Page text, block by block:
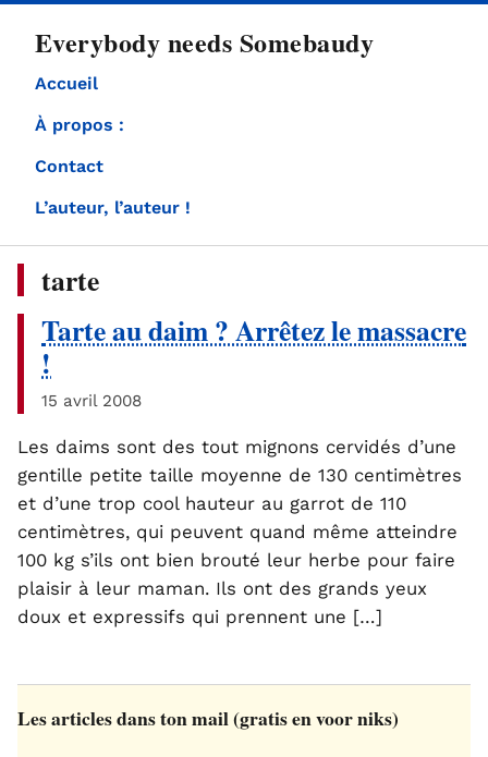
Everybody needs Somebaudy
Accueil
À propos :
Contact
L’auteur, l’auteur !
tarte
Tarte au daim ? Arrêtez le massacre
!
15 avril 2008
Les daims sont des tout mignons cervidés d’une
gentille petite taille moyenne de 130 centimètres
et d’une trop cool hauteur au garrot de 110
centimètres, qui peuvent quand même atteindre
100 kg s’ils ont bien brouté leur herbe pour faire
plaisir à leur maman. Ils ont des grands yeux
doux et expressifs qui prennent une […]
Les articles dans ton mail (gratis en voor niks)